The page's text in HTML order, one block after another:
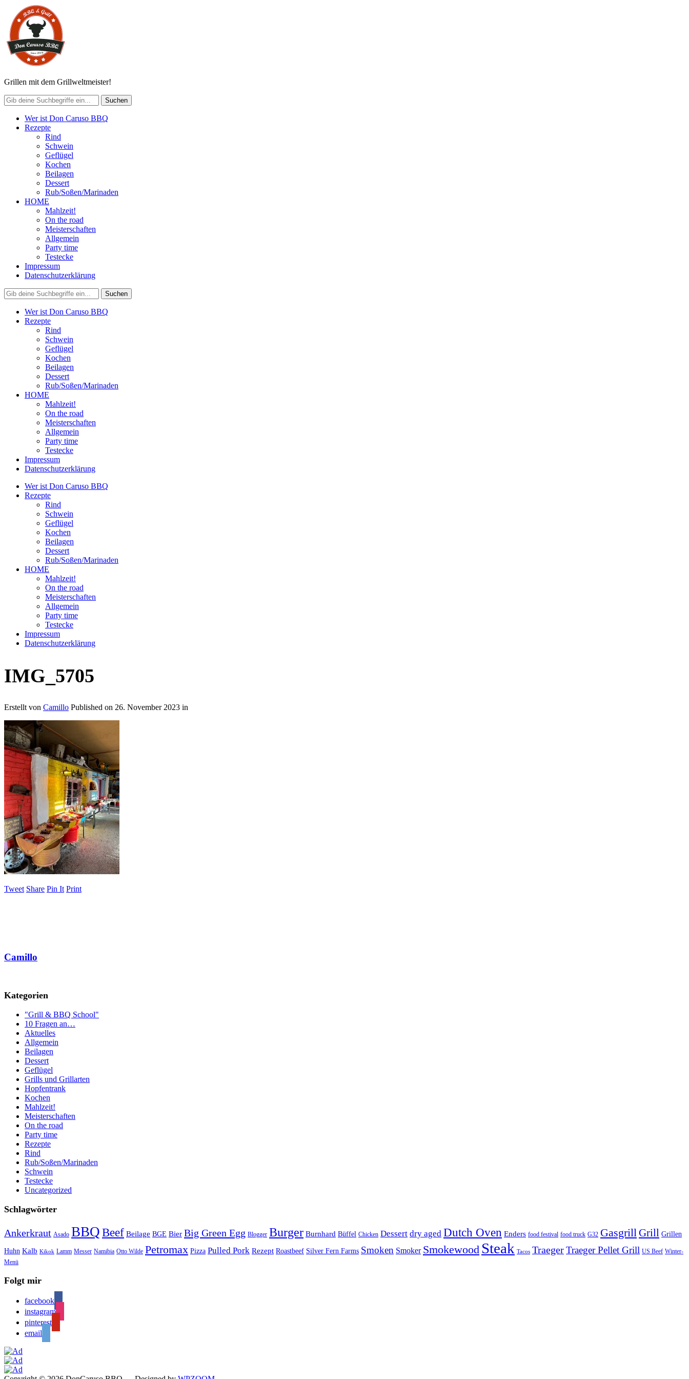
Grillen mit dem Grillweltmeister!
Wer ist Don Caruso BBQ
Rezepte
Rind
Schwein
Geflügel
Kochen
Beilagen
Dessert
Rub/Soßen/Marinaden
HOME
Mahlzeit!
On the road
Meisterschaften
Allgemein
Party time
Testecke
Impressum
Datenschutzerklärung
Wer ist Don Caruso BBQ
Rezepte
Rind
Schwein
Geflügel
Kochen
Beilagen
Dessert
Rub/Soßen/Marinaden
HOME
Mahlzeit!
On the road
Meisterschaften
Allgemein
Party time
Testecke
Impressum
Datenschutzerklärung
Wer ist Don Caruso BBQ
Rezepte
Rind
Schwein
Geflügel
Kochen
Beilagen
Dessert
Rub/Soßen/Marinaden
HOME
Mahlzeit!
On the road
Meisterschaften
Allgemein
Party time
Testecke
Impressum
Datenschutzerklärung
IMG_5705
Erstellt von Camillo Published on 26. November 2023 in
Tweet Share Pin It Print
Camillo
Kategorien
"Grill & BBQ School"
10 Fragen an…
Aktuelles
Allgemein
Beilagen
Dessert
Geflügel
Grills und Grillarten
Hopfentrank
Kochen
Mahlzeit!
Meisterschaften
On the road
Party time
Rezepte
Rind
Rub/Soßen/Marinaden
Schwein
Testecke
Uncategorized
Schlagwörter
Ankerkraut Asado BBQBeef Beilage BGE Bier Big Green Egg Blogger Burger Burnhard Büffel Chicken Dessert dry aged Dutch Oven Enders food festival food truck G32 Gasgrill Grill Grillen
Huhn Kalb Kikok Lamm Messer Namibia Otto Wilde Petromax Pizza Pulled Pork Rezept Roastbeef Silver Fern Farms Smoken Smoker Smokewood Steak Tacos TraegerTraeger Pellet Grill US Beef Winter-
Menü
Folgt mir
facebook
instagram
pinterest
email